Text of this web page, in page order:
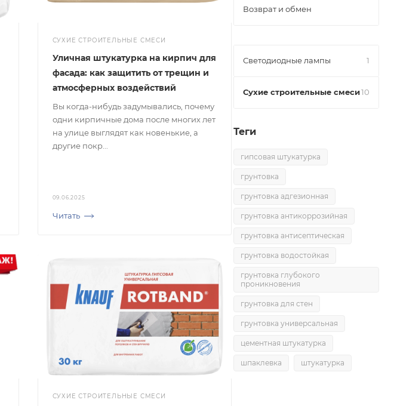
СУХИЕ СТРОИТЕЛЬНЫЕ СМЕСИ
09.06.2025
Читать
Уличная штукатурка на кирпич для
фасада: как защитить от трещин и
атмосферных воздействий
Вы когда-нибудь задумывались, почему
одни кирпичные дома после многих лет
на улице выглядят как новенькие, а
другие покр...
СУХИЕ СТРОИТЕЛЬНЫЕ СМЕСИ
Возврат и обмен
Светодиодные лампы 1
Сухие строительные смеси10
Теги
гипсовая штукатурка
грунтовка
грунтовка адгезионная
грунтовка антикоррозийная
грунтовка антисептическая
грунтовка водостойкая
грунтовка глубокого
проникновения
грунтовка для стен
грунтовка универсальная
цементная штукатурка
шпаклевка штукатурка